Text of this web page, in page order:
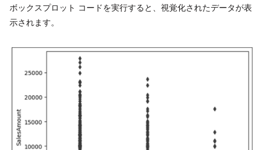
ボックスプロット コードを実行すると、視覚化されたデータが表
示されます。